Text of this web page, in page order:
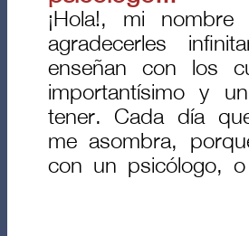
¡Hola!, mi
agradecerles
enseñan con los
importantísimo y
tener. Cada día
me asombra,
con un psicólogo,